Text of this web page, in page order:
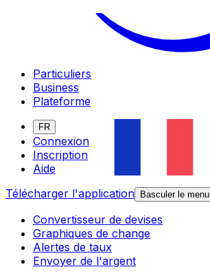
Particuliers
Business
Plateforme
FR
Connexion
Inscription
Aide
Télécharger l'application
Basculer le menu
Convertisseur de devises
Graphiques de change
Alertes de taux
Envoyer de l'argent